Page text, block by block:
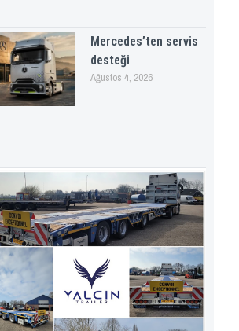
Mercedes’ten servis
desteği
Ağustos 4, 2026